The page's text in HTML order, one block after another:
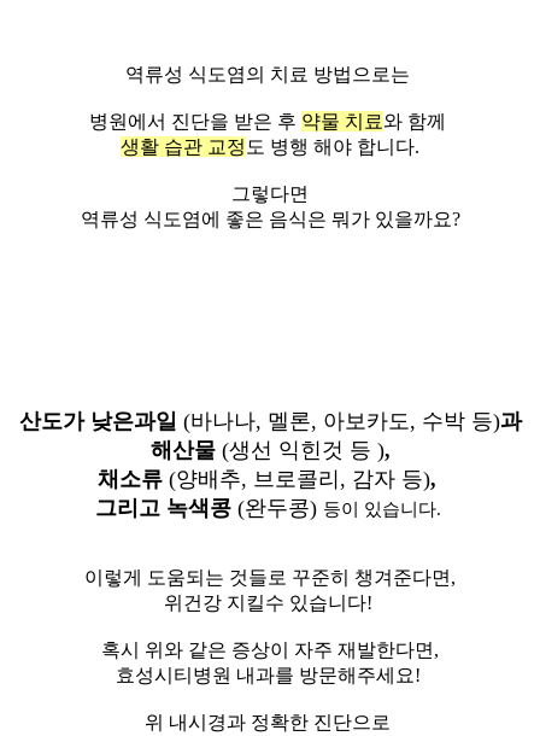
역류성 식도염의 치료 방법으로는
병원에서 진단을 받은 후 약물 치료와 함께
생활 습관 교정 도 병행 해야 합니다.
그렇다면
역류성 식도염에 좋은 음식은 뭐가 있을까요?
산도가 낮은과일 (바나나, 멜론, 아보카도, 수박 등)과
해산물 (생선 익힌것 등 ),
채소류 (양배추, 브로콜리, 감자 등),
그리고 녹색콩 (완두콩) 등이 있습니다.
이렇게 도움되는 것들로 꾸준히 챙겨준다면,
위건강 지킬수 있습니다!
혹시 위와 같은 증상이 자주 재발한다면,
효성시티병원 내과를 방문해주세요!
위 내시경과 정확한 진단으로